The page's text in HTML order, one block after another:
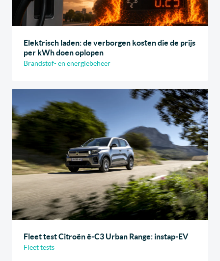
Elektrisch laden: de verborgen kosten die de prijs
per kWh doen oplopen
Brandstof- en energiebeheer
Fleet test Citroën ë-C3 Urban Range: instap-EV
Fleet tests